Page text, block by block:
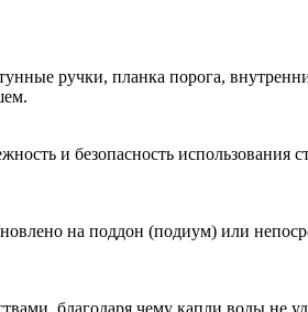
ручки, планка порога,
и безопасность
на поддон (подиум) или
благодаря чему капли воды не